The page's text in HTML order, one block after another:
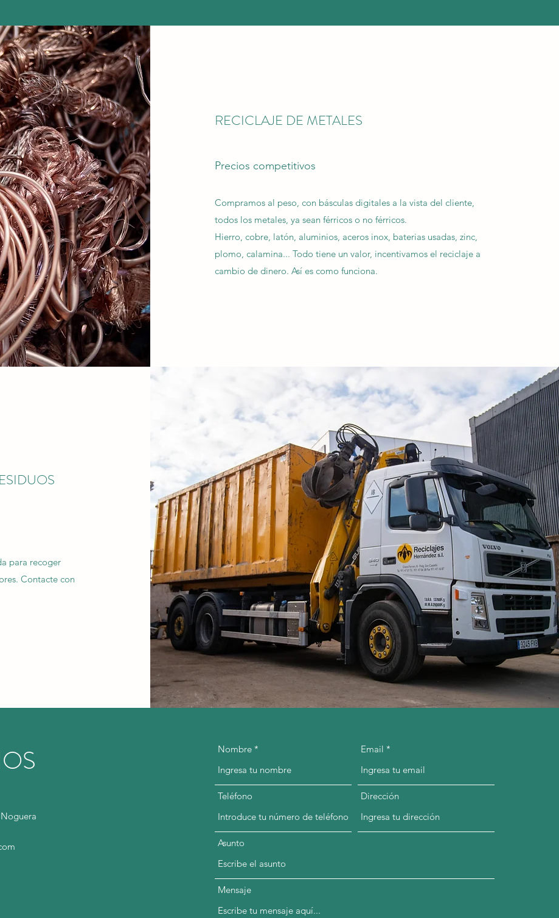
RECICLAJE DE METALES
Precios competitivos
Compramos al peso, con básculas digitales a la vista del cliente,
todos los metales, ya sean férricos o no férricos.
Hierro, cobre, latón, aluminios, aceros inox, baterias usadas, zinc,
plomo, calamina... Todo tiene un valor, incentivamos el reciclaje a
cambio de dinero. Así es como funciona.
para recoger
Contacte con
Nombre Email
Teléfono Dirección
Asunto
Mensaje